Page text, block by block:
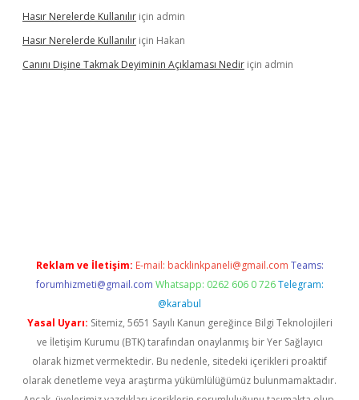
Hasır Nerelerde Kullanılır için admin
Hasır Nerelerde Kullanılır için Hakan
Canını Dişine Takmak Deyiminin Açıklaması Nedir için admin
Reklam ve İletişim: E-mail: backlinkpaneli@gmail.com Teams:
forumhizmeti@gmail.com Whatsapp: 0262 606 0 726 Telegram:
@karabul
Yasal Uyarı: Sitemiz, 5651 Sayılı Kanun gereğince Bilgi Teknolojileri
ve İletişim Kurumu (BTK) tarafından onaylanmış bir Yer Sağlayıcı
olarak hizmet vermektedir. Bu nedenle, sitedeki içerikleri proaktif
olarak denetleme veya araştırma yükümlülüğümüz bulunmamaktadır.